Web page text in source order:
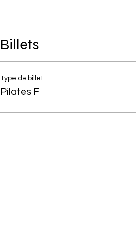
Billets
Type de billet
Pilates F